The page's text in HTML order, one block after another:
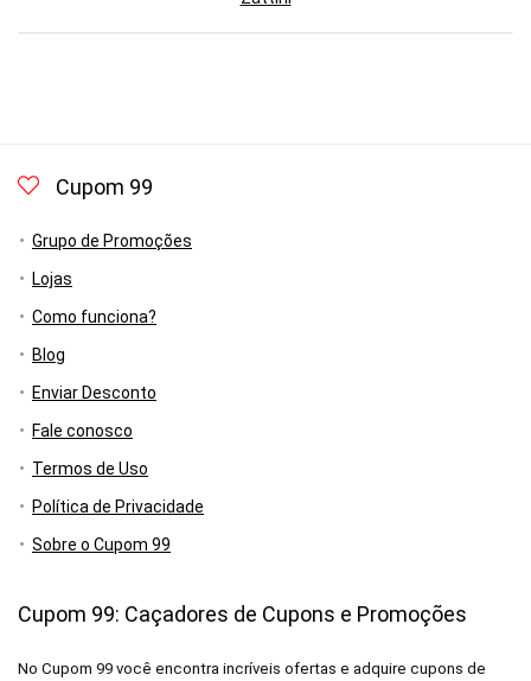
Cupom 99
Grupo de Promoções
Lojas
Como funciona?
Blog
Enviar Desconto
Fale conosco
Termos de Uso
Política de Privacidade
Sobre o Cupom 99
Cupom 99: Caçadores de Cupons e Promoções
No Cupom 99 você encontra incríveis ofertas e adquire cupons de